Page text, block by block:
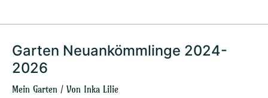
Garten Neuankömmlinge 2024-
2026
Mein Garten / Von Inka Lilie
Garten
Neuankömmlinge
2024-
2026